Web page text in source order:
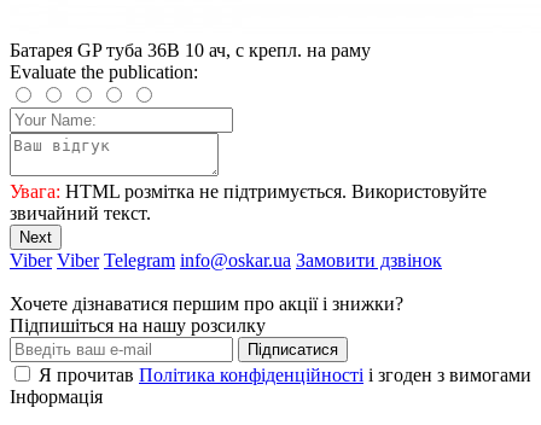
Батарея GP туба 36В 10 ач, с крепл. на раму
Evaluate the publication:
Увага: HTML розмітка не підтримується. Використовуйте
звичайний текст.
Next
Viber Viber Telegram info@oskar.ua Замовити дзвінок
Хочете дізнаватися першим про акції і знижки?
Підпишіться на нашу розсилку
Підписатися
Я прочитав Політика конфіденційності і згоден з вимогами
Інформація